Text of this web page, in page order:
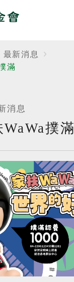
最新消息
滿
消息
撲滿